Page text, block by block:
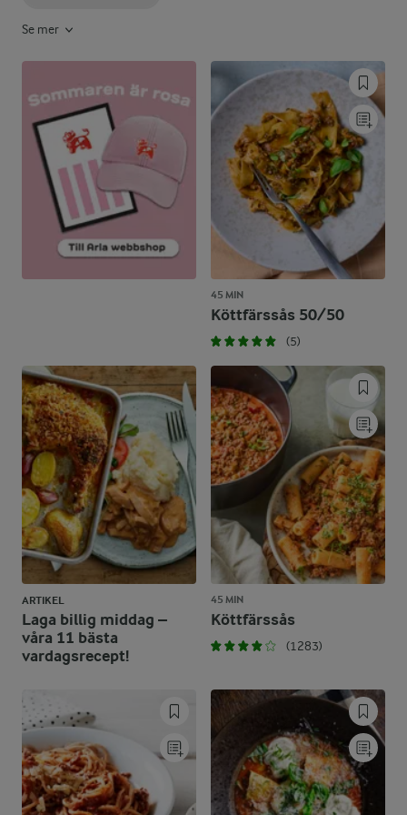
Se mer
45 MIN
Köttfärssås 50/50
(5)
ARTIKEL
Laga billig middag –
våra 11 bästa
vardagsrecept!
45 MIN
Köttfärssås
(1283)